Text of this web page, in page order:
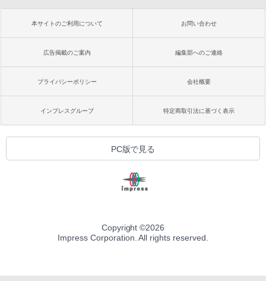
本サイトのご利用について お問い合わせ
広告掲載のご案内 編集部へのご連絡
プライバシーポリシー 会社概要
インプレスグループ 特定商取引法に基づく表示
PC版で見る
Copyright ©2026
Impress Corporation. All rights reserved.